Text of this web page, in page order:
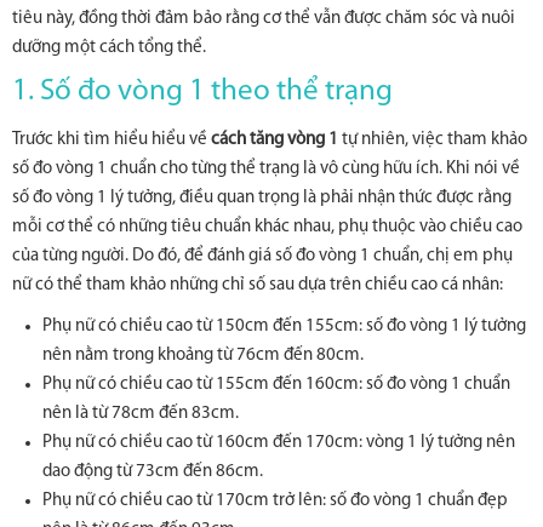
tiêu này, đồng thời đảm bảo rằng cơ thể vẫn được chăm sóc và nuôi
dưỡng một cách tổng thể.
1. Số đo vòng 1 theo thể trạng
Trước khi tìm hiểu hiểu về cách tăng vòng 1 tự nhiên, việc tham khảo
số đo vòng 1 chuẩn cho từng thể trạng là vô cùng hữu ích. Khi nói về
số đo vòng 1 lý tưởng, điều quan trọng là phải nhận thức được rằng
mỗi cơ thể có những tiêu chuẩn khác nhau, phụ thuộc vào chiều cao
của từng người. Do đó, để đánh giá số đo vòng 1 chuẩn, chị em phụ
nữ có thể tham khảo những chỉ số sau dựa trên chiều cao cá nhân:
Phụ nữ có chiều cao từ 150cm đến 155cm: số đo vòng 1 lý tưởng
nên nằm trong khoảng từ 76cm đến 80cm.
Phụ nữ có chiều cao từ 155cm đến 160cm: số đo vòng 1 chuẩn
nên là từ 78cm đến 83cm.
Phụ nữ có chiều cao từ 160cm đến 170cm: vòng 1 lý tưởng nên
dao động từ 73cm đến 86cm.
Phụ nữ có chiều cao từ 170cm trở lên: số đo vòng 1 chuẩn đẹp